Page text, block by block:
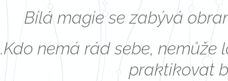
Bílá magie se zabývá
.Kdo nemá rád sebe,
praktikovat